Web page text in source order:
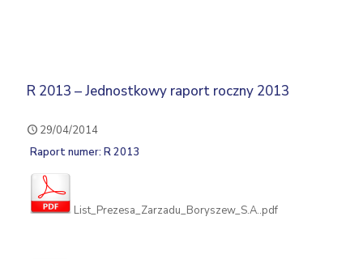
R 2013 – Jednostkowy raport roczny 2013
29/04/2014
Raport numer: R 2013
List_Prezesa_Zarzadu_Boryszew_S.A..pdf